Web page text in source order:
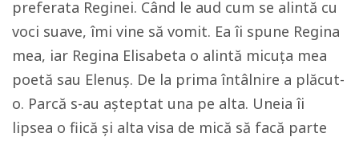
preferata Reginei. Când le aud cum se alintă cu
voci suave, îmi vine să vomit. Ea îi spune Regina
mea, iar Regina Elisabeta o alintă micuța mea
poetă sau Elenuș. De la prima întâlnire a plăcut-
o. Parcă s-au așteptat una pe alta. Uneia îi
lipsea o fiică și alta visa de mică să facă parte